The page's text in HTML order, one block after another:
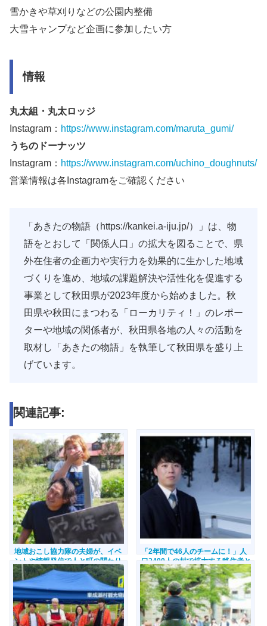
雪かきや草刈りなどの公園内整備
大雪キャンプなど企画に参加したい方
情報
丸太組・丸太ロッジ
Instagram： https://www.instagram.com/maruta_gumi/
うちのドーナッツ
Instagram： https://www.instagram.com/uchino_doughnuts/
営業情報は各Instagramをご確認ください
「あきたの物語（https://kankei.a-iju.jp/）」は、物
語をとおして「関係人口」の拡大を図ることで、県
外在住者の企画力や実行力を効果的に生かした地域
づくりを進め、地域の課題解決や活性化を促進する
事業として秋田県が2023年度から始めました。秋
田県や秋田にまつわる「ローカリティ！」のレポー
ターや地域の関係者が、秋田県各地の人々の活動を
取材し「あきたの物語」を執筆して秋田県を盛り上
げています。
関連記事:
地域おこし協力隊の夫婦が、イベ
ントや情報発信で人と町の関わり
をつなぐ【秋田県八峰町】
「2年間で46人のチームに！」人
口2400人の村で拡大する移住者と
関係人口。東成瀬村発のIT企業
「なるテック」の地域課題の解決
方法とは？